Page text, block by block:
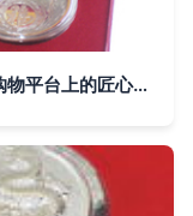
锦元《吉祥生肖》15克生肖银碗 东方购物平台上的匠心传承与生活美学